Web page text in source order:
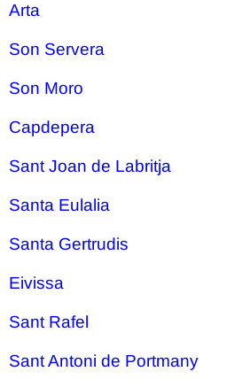
Arta
Son Servera
Son Moro
Capdepera
Sant Joan de Labritja
Santa Eulalia
Santa Gertrudis
Eivissa
Sant Rafel
Sant Antoni de Portmany